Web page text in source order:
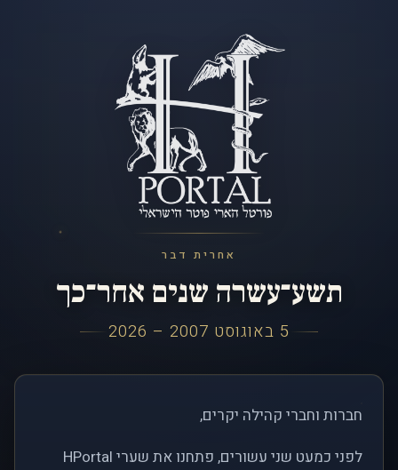
אחרית דבר
תשע־עשרה שנים אחר־כך
5 באוגוסט 2007 – 2026
חברות וחברי קהילה יקרים,
לפני כמעט שני עשורים, פתחנו את שערי HPortal